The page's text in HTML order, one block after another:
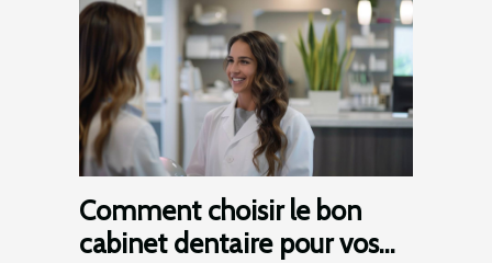
Comment choisir le bon
cabinet dentaire pour vos